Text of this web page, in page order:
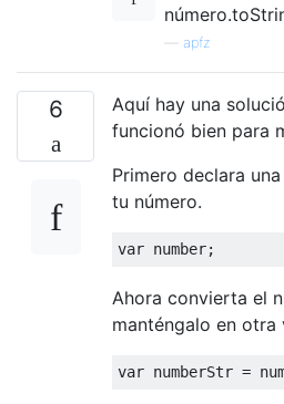
apfz
6
Aquí hay una
funcionó bien para
Primero declara
tu número.
var number;
Ahora convierta el
manténgalo en otra
var numberStr =